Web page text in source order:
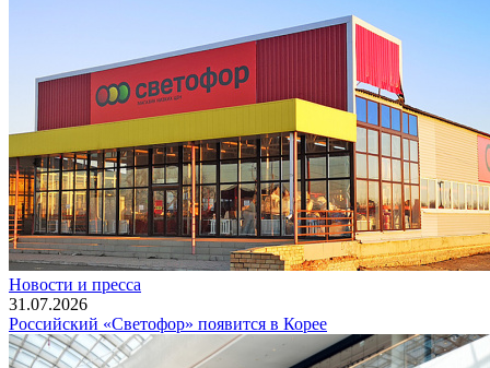
Новости и пресса
31.07.2026
Российский «Светофор» появится в Корее